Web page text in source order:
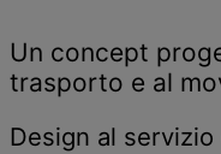
Un concept
trasporto e al
Design al